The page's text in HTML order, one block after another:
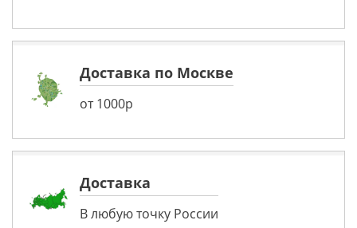
Доставка по Москве
от 1000р
Доставка
В любую точку России